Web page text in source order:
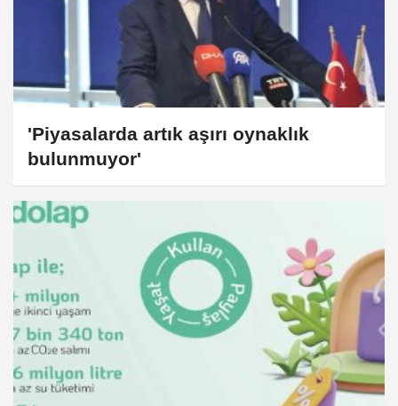
'Piyasalarda artık aşırı oynaklık
bulunmuyor'